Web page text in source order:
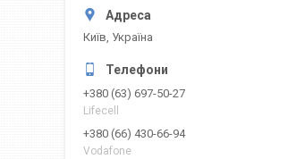
Київ, Україна
+380 (63) 697-50-27
Lifecell
+380 (66) 430-66-94
Vodafone